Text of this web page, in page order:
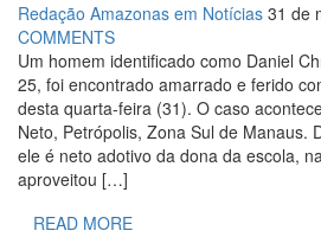
Redação Amazonas em Notícias 31 de
COMMENTS
Um homem identificado como Daniel
25, foi encontrado amarrado e ferido
desta quarta-feira (31). O caso
Neto, Petrópolis, Zona Sul de Manaus.
ele é neto adotivo da dona da escola,
aproveitou […]
READ MORE